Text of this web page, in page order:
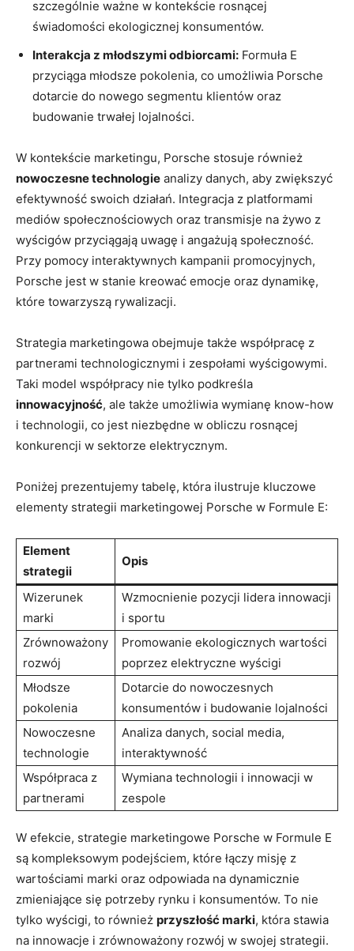
szczególnie ważne w kontekście rosnącej
świadomości ekologicznej konsumentów.
Interakcja z młodszymi odbiorcami: Formuła E
przyciąga młodsze pokolenia, co umożliwia Porsche
dotarcie do nowego segmentu klientów oraz
budowanie trwałej lojalności.
W kontekście marketingu, Porsche stosuje również
nowoczesne technologie analizy danych, aby zwiększyć
efektywność swoich działań. Integracja z platformami
mediów społecznościowych oraz transmisje na żywo z
wyścigów przyciągają uwagę i angażują społeczność.
Przy pomocy interaktywnych kampanii promocyjnych,
Porsche jest w stanie kreować emocje oraz dynamikę,
które towarzyszą rywalizacji.
Strategia marketingowa obejmuje także współpracę z
partnerami technologicznymi i zespołami wyścigowymi.
Taki model współpracy nie tylko podkreśla
innowacyjność, ale także umożliwia wymianę know-how
i technologii, co jest niezbędne w obliczu rosnącej
konkurencji w sektorze elektrycznym.
Poniżej prezentujemy tabelę, która ilustruje kluczowe
elementy strategii marketingowej Porsche w Formule E:
Element
strategii
Opis
Wizerunek
marki
Wzmocnienie pozycji lidera innowacji
i sportu
Zrównoważony
rozwój
Promowanie ekologicznych wartości
poprzez elektryczne wyścigi
Młodsze
pokolenia
Dotarcie do nowoczesnych
konsumentów i budowanie lojalności
Nowoczesne
technologie
Analiza danych, social media,
interaktywność
Współpraca z
partnerami
Wymiana technologii i innowacji w
zespole
W efekcie, strategie marketingowe Porsche w Formule E
są kompleksowym podejściem, które łączy misję z
wartościami marki oraz odpowiada na dynamicznie
zmieniające się potrzeby rynku i konsumentów. To nie
tylko wyścigi, to również przyszłość marki, która stawia
na innowacje i zrównoważony rozwój w swojej strategii.